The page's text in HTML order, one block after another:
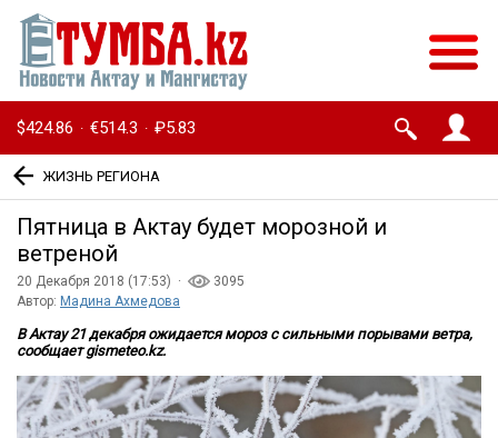
$424.86 · €514.3 · ₽5.83
ЖИЗНЬ РЕГИОНА
Пятница в Актау будет морозной и
ветреной
20 Декабря 2018 (17:53) ·
3095
Автор: Мадина Ахмедова
В Актау 21 декабря ожидается мороз с сильными порывами ветра,
сообщает gismeteo.kz.